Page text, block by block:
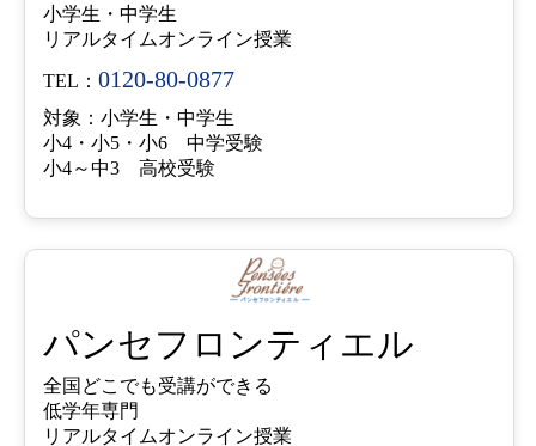
小学生・中学生
リアルタイムオンライン授業
TEL： 0120-80-0877
対象：小学生・中学生
小4・小5・小6 中学受験
小4～中3 高校受験
パンセフロンティエル
全国どこでも受講ができる
低学年専門
リアルタイムオンライン授業